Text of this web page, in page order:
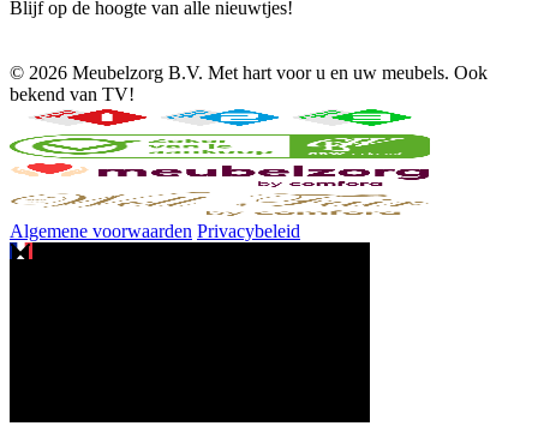
Blijf op de hoogte van alle nieuwtjes!
© 2026 Meubelzorg B.V. Met hart voor u en uw meubels. Ook
bekend van TV!
Algemene voorwaarden Privacybeleid